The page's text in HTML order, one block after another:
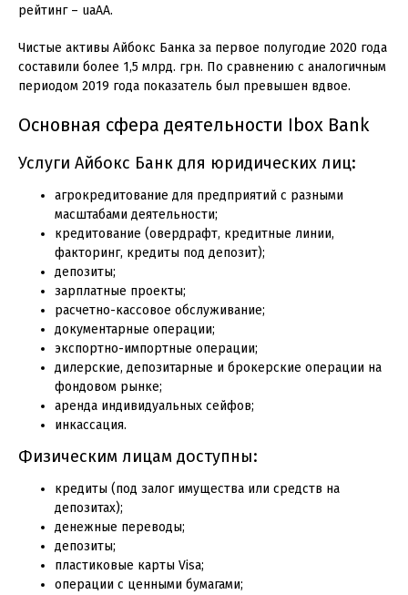
рейтинг – uaAA.
Чистые активы Айбокс Банка за первое полугодие 2020 года
составили более 1,5 млрд. грн. По сравнению с аналогичным
периодом 2019 года показатель был превышен вдвое.
Основная сфера деятельности Ibox Bank
Услуги Айбокс Банк для юридических лиц:
агрокредитование для предприятий с разными
масштабами деятельности;
кредитование (овердрафт, кредитные линии,
факторинг, кредиты под депозит);
депозиты;
зарплатные проекты;
расчетно-кассовое обслуживание;
документарные операции;
экспортно-импортные операции;
дилерские, депозитарные и брокерские операции на
фондовом рынке;
аренда индивидуальных сейфов;
инкассация.
Физическим лицам доступны:
кредиты (под залог имущества или средств на
депозитах);
денежные переводы;
депозиты;
пластиковые карты Visa;
операции с ценными бумагами;